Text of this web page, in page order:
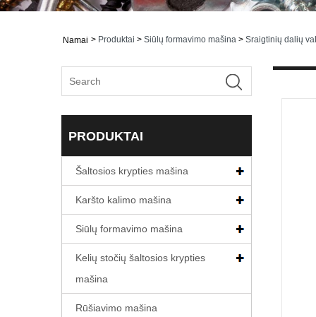
Namai > Produktai > Siūlų formavimo mašina > Sraigtinių dalių
PRODUKTAI
Šaltosios krypties mašina
Karšto kalimo mašina
Siūlų formavimo mašina
Kelių stočių šaltosios krypties
mašina
Rūšiavimo mašina